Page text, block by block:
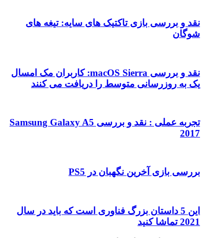
نقد و بررسی بازی تاکتیک های سایه: تیغه های
شوگان
نقد و بررسی macOS Sierra: کاربران مک امسال
یک به روزرسانی متوسط را دریافت می کنند
تجربه عملی : نقد و بررسی Samsung Galaxy A5
2017
بررسی بازی آخرین نگهبان در PS5
این 5 داستان بزرگ فناوری است که باید در سال
2021 تماشا کنید